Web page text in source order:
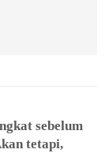
sebelum
tetapi,